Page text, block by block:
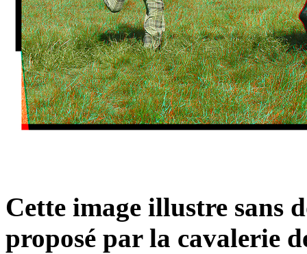
Cette image illustre sans
proposé par la cavalerie